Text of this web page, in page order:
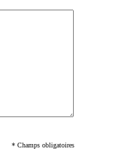
* Champs obligatoires